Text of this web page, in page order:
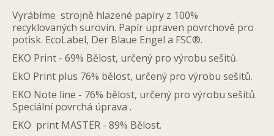
Vyrábíme strojně hlazené papíry z 100%
recyklovaných surovin. Papír upraven povrchově pro
potisk. EcoLabel, Der Blaue Engel a FSC®.
EKO Print - 69% Bělost, určený pro výrobu sešitů.
EkO Print plus 76% bělost, určený pro výrobu sešitů.
EKO Note line - 76% bělost, určený pro výrobu sešitů.
Speciální povrchá úprava .
EKO print MASTER - 89% Bělost.